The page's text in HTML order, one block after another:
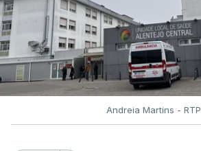
Andreia Martins - RTP